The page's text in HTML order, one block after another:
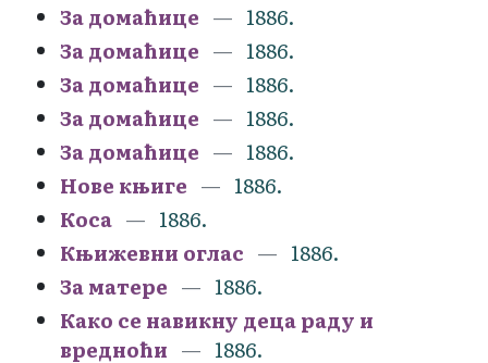
За домаћице
1886.
За домаћице
1886.
За домаћице
1886.
За домаћице
1886.
За домаћице
1886.
Нове књиге
1886.
Коса
1886.
Књижевни оглас
1886.
За матере
1886.
Како се навикну деца раду и
вредноћи
1886.